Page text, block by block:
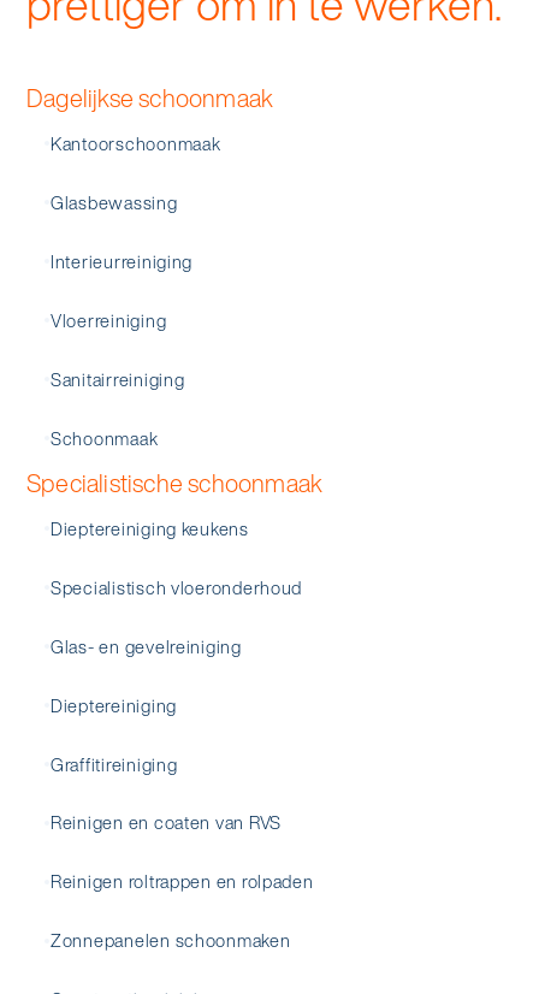
Dagelijkse schoonmaak
Kantoorschoonmaak
Glasbewassing
Interieurreiniging
Vloerreiniging
Sanitairreiniging
Schoonmaak
Specialistische schoonmaak
Dieptereiniging keukens
Specialistisch vloeronderhoud
Glas- en gevelreiniging
Dieptereiniging
Graffitireiniging
Reinigen en coaten van RVS
Reinigen roltrappen en rolpaden
Zonnepanelen schoonmaken